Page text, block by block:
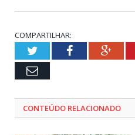
COMPARTILHAR:
TwitterFacebook
Email
CONTEÚDO RELACIONADO